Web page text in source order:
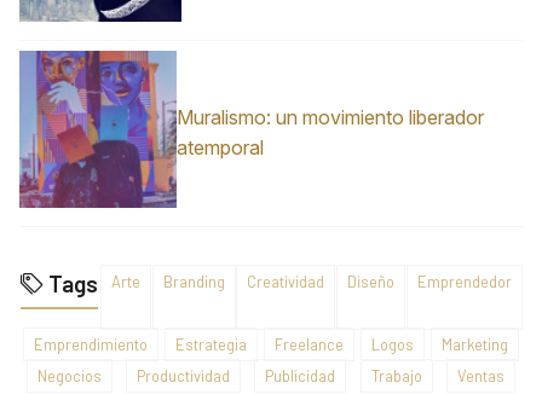
Muralismo: un movimiento liberador
atemporal
Tags Arte Branding Creatividad Diseño Emprendedor
Emprendimiento Estrategia Freelance Logos
Marketing
Negocios
Productividad Publicidad Trabajo Ventas